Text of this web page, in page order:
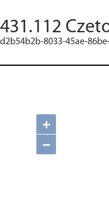
431.112
d2b54b2b-8033-45ae-
+
−